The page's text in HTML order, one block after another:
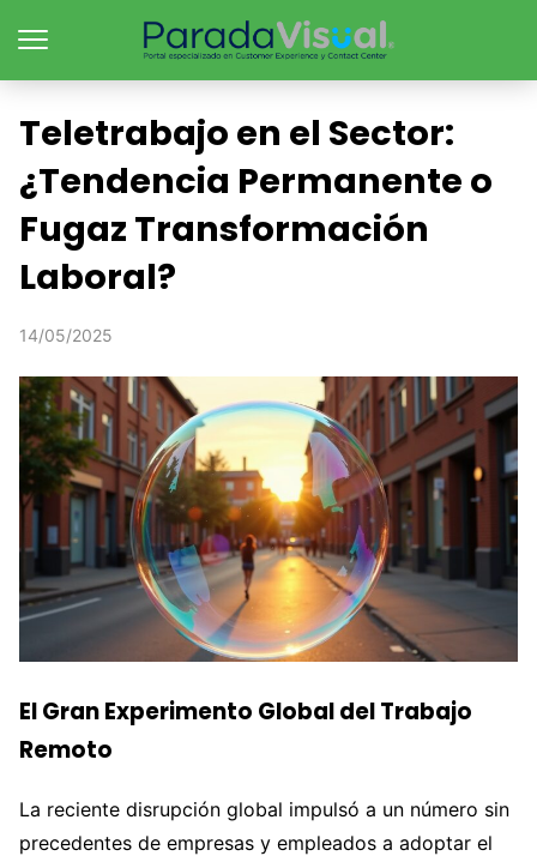
Teletrabajo en el Sector:
¿Tendencia Permanente o
Fugaz Transformación
Laboral?
14/05/2025
El Gran Experimento Global del Trabajo
Remoto
La reciente disrupción global impulsó a un número sin
precedentes de empresas y empleados a adoptar el